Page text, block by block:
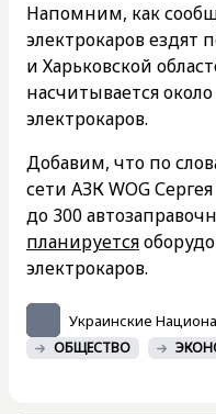
Напомним, как
электрокаров ездят
и Харьковской
насчитывается
электрокаров.
Добавим, что по
сети АЗК WOG
до 300
планируется
электрокаров.
Украинские
ОБЩЕСТВО